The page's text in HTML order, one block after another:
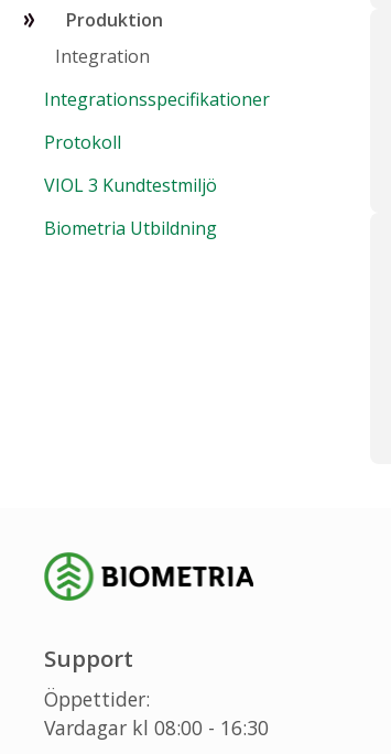
Produktion
Integration
Integrationsspecifikationer
Protokoll
VIOL 3 Kundtestmiljö
Biometria Utbildning
Support
Öppettider:
Vardagar kl 08:00 - 16:30